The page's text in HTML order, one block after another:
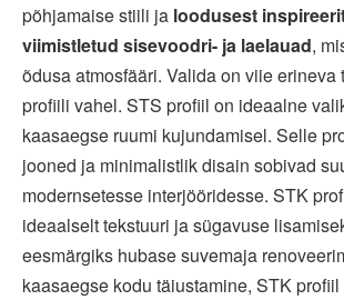
põhjamaise stiili ja loodusest
viimistletud sisevoodri- ja laelauad,
õdusa atmosfääri. Valida on viie erineva
profiili vahel. STS profiil on ideaalne
kaasaegse ruumi kujundamisel. Selle
jooned ja minimalistlik disain sobivad
modernsetesse interjööridesse. STK
ideaalselt tekstuuri ja sügavuse
eesmärgiks hubase suvemaja
kaasaegse kodu täiustamine, STK